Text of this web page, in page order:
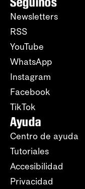
Newsletters
RSS
YouTube
WhatsApp
Instagram
Facebook
TikTok
Ayuda
Centro de ayuda
Tutoriales
Accesibilidad
Privacidad